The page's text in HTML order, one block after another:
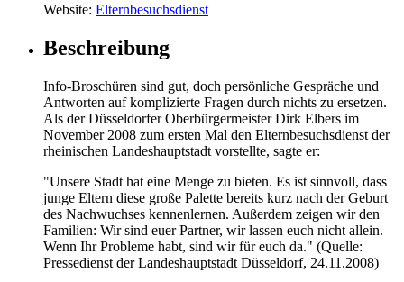
Website: Elternbesuchsdienst
Beschreibung
Info-Broschüren sind gut, doch persönliche Gespräche und
Antworten auf komplizierte Fragen durch nichts zu ersetzen.
Als der Düsseldorfer Oberbürgermeister Dirk Elbers im
November 2008 zum ersten Mal den Elternbesuchsdienst der
rheinischen Landeshauptstadt vorstellte, sagte er:
"Unsere Stadt hat eine Menge zu bieten. Es ist sinnvoll, dass
junge Eltern diese große Palette bereits kurz nach der Geburt
des Nachwuchses kennenlernen. Außerdem zeigen wir den
Familien: Wir sind euer Partner, wir lassen euch nicht allein.
Wenn Ihr Probleme habt, sind wir für euch da." (Quelle:
Pressedienst der Landeshauptstadt Düsseldorf, 24.11.2008)